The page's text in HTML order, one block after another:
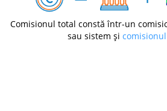
Comisionul total constă într-un
sau sistem și comisionul